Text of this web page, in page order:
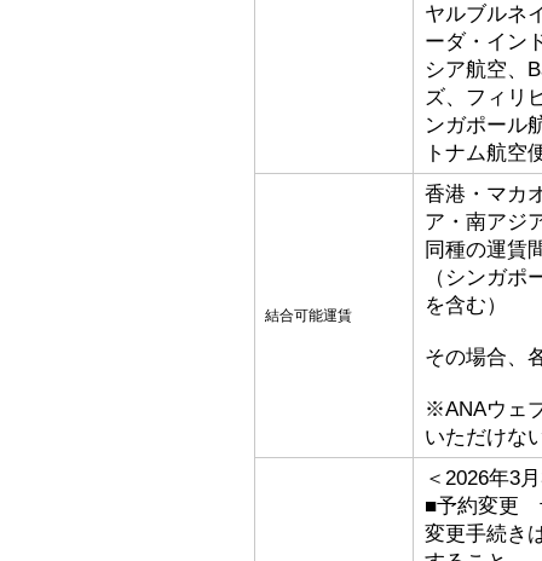
ヤルブルネ
ーダ・イン
シア航空、
ズ、フィリ
ンガポール
トナム航空
結合可能運賃
香港・マカ
ア・南アジ
同種の運賃
（シンガ
を含む）
その場合、
※ANAウェ
いただけな
＜2026年3
■予約変更
変更手続き